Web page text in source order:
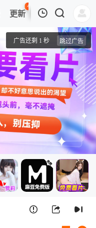
更新
45
热榜 APP
第01集